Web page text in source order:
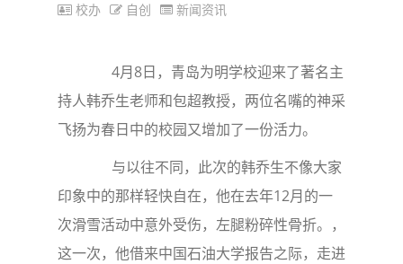
校办 自创 新闻资讯
4月8日，青岛为明学校迎来了著名主
持人韩乔生老师和包超教授，两位名嘴的神采
飞扬为春日中的校园又增加了一份活力。
与以往不同，此次的韩乔生不像大家
印象中的那样轻快自在，他在去年12月的一
次滑雪活动中意外受伤，左腿粉碎性骨折。，
这一次，他借来中国石油大学报告之际，走进